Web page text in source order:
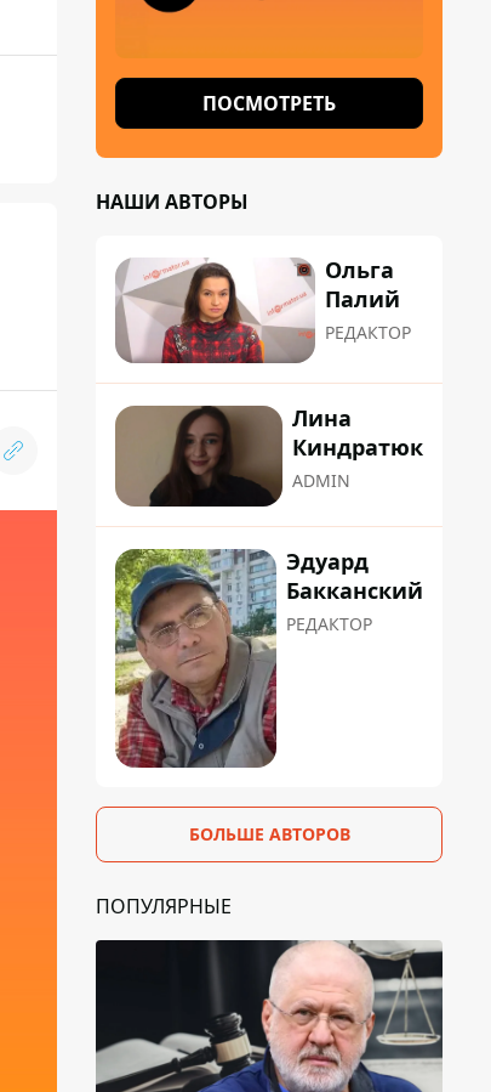
ПОСМОТРЕТЬ
НАШИ АВТОРЫ
Ольга
Палий
РЕДАКТОР
Лина
Киндратюк
ADMIN
Эдуард
Бакканский
РЕДАКТОР
БОЛЬШЕ АВТОРОВ
ПОПУЛЯРНЫЕ